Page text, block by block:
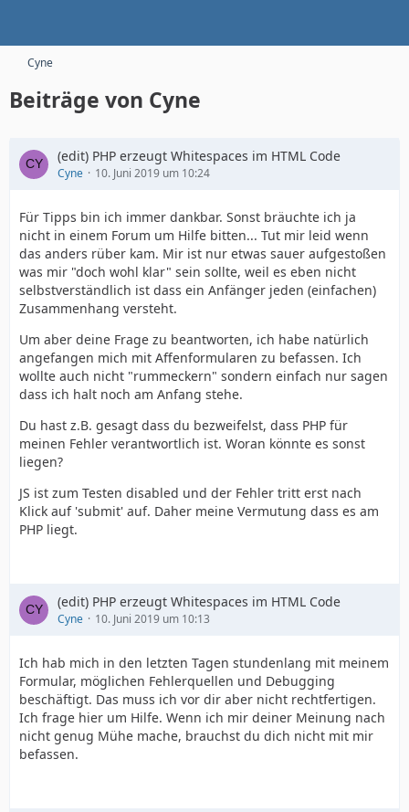
Cyne
Beiträge von Cyne
(edit) PHP erzeugt Whitespaces im HTML Code
Cyne 10. Juni 2019 um 10:24
Für Tipps bin ich immer dankbar. Sonst bräuchte ich ja
nicht in einem Forum um Hilfe bitten... Tut mir leid wenn
das anders rüber kam. Mir ist nur etwas sauer aufgestoßen
was mir "doch wohl klar" sein sollte, weil es eben nicht
selbstverständlich ist dass ein Anfänger jeden (einfachen)
Zusammenhang versteht.
Um aber deine Frage zu beantworten, ich habe natürlich
angefangen mich mit Affenformularen zu befassen. Ich
wollte auch nicht "rummeckern" sondern einfach nur sagen
dass ich halt noch am Anfang stehe.
Du hast z.B. gesagt dass du bezweifelst, dass PHP für
meinen Fehler verantwortlich ist. Woran könnte es sonst
liegen?
JS ist zum Testen disabled und der Fehler tritt erst nach
Klick auf 'submit' auf. Daher meine Vermutung dass es am
PHP liegt.
(edit) PHP erzeugt Whitespaces im HTML Code
Cyne 10. Juni 2019 um 10:13
Ich hab mich in den letzten Tagen stundenlang mit meinem
Formular, möglichen Fehlerquellen und Debugging
beschäftigt. Das muss ich vor dir aber nicht rechtfertigen.
Ich frage hier um Hilfe. Wenn ich mir deiner Meinung nach
nicht genug Mühe mache, brauchst du dich nicht mit mir
befassen.